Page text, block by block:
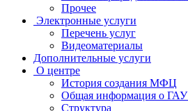
Прочее
Электронные услуги
Перечень услуг
Видеоматериалы
Дополнительные услуги
О центре
История создания МФЦ
Общая информация о
Структура